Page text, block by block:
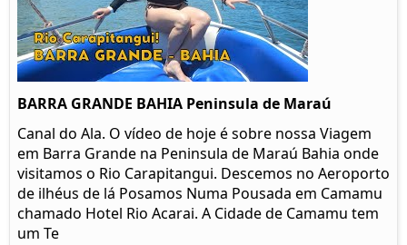
BARRA GRANDE BAHIA Peninsula de Maraú
Canal do Ala. O vídeo de hoje é sobre nossa Viagem
em Barra Grande na Peninsula de Maraú Bahia onde
visitamos o Rio Carapitangui. Descemos no Aeroporto
de ilhéus de lá Posamos Numa Pousada em Camamu
chamado Hotel Rio Acarai. A Cidade de Camamu tem
um Te